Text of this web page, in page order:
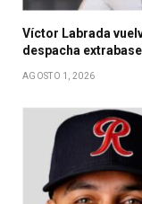
Víctor Labrada
despacha
AGOSTO 1, 2026